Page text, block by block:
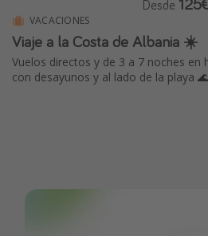
VACACIONES
Viaje a la Costa de Albania ☀️
Vuelos directos y de 3 a 7 noches en
con desayunos y al lado de la playa 🌊
Desde